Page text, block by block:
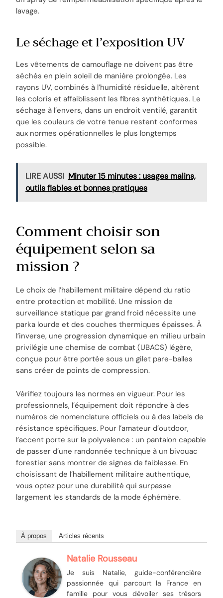
lavage.
Le séchage et l’exposition UV
Les vêtements de camouflage ne doivent pas être
séchés en plein soleil de manière prolongée. Les
rayons UV, combinés à l’humidité résiduelle, altèrent
les coloris et affaiblissent les fibres synthétiques. Le
séchage à l’envers, dans un endroit ventilé, garantit
que les couleurs de votre tenue restent conformes
aux normes opérationnelles le plus longtemps
possible.
LIRE AUSSI Minuter 15 minutes : usages malins,
outils fiables et bonnes pratiques
Comment choisir son
équipement selon sa
mission ?
Le choix de l’habillement militaire dépend du ratio
entre protection et mobilité. Une mission de
surveillance statique par grand froid nécessite une
parka lourde et des couches thermiques épaisses. À
l’inverse, une progression dynamique en milieu urbain
privilégie une chemise de combat (UBACS) légère,
conçue pour être portée sous un gilet pare-balles
sans créer de points de compression.
Vérifiez toujours les normes en vigueur. Pour les
professionnels, l’équipement doit répondre à des
numéros de nomenclature officiels ou à des labels de
résistance spécifiques. Pour l’amateur d’outdoor,
l’accent porte sur la polyvalence : un pantalon capable
de passer d’une randonnée technique à un bivouac
forestier sans montrer de signes de faiblesse. En
choisissant de l’habillement militaire authentique,
vous optez pour une durabilité qui surpasse
largement les standards de la mode éphémère.
À propos Articles récents
Natalie Rousseau
Je suis Natalie, guide-conférencière
passionnée qui parcourt la France en
famille pour vous dévoiler ses trésors